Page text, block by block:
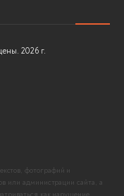
2026 г.
фотографий и
или администрации сайта, а